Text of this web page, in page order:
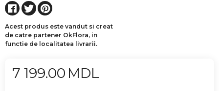
Acest produs este vandut si creat
de catre partener OkFlora, in
functie de localitatea livrarii.
7 199.00 MDL